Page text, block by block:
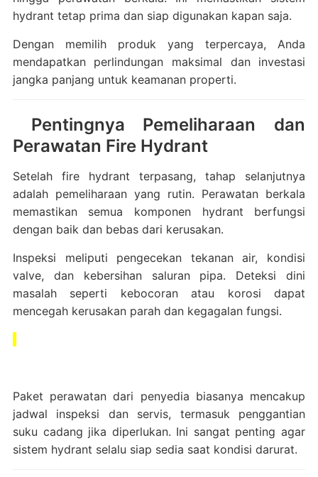
hydrant tetap prima dan siap digunakan kapan saja.
Dengan memilih produk yang terpercaya, Anda
mendapatkan perlindungan maksimal dan investasi
jangka panjang untuk keamanan properti.
Pentingnya Pemeliharaan dan
Perawatan Fire Hydrant
Setelah fire hydrant terpasang, tahap selanjutnya
adalah pemeliharaan yang rutin. Perawatan berkala
memastikan semua komponen hydrant berfungsi
dengan baik dan bebas dari kerusakan.
Inspeksi meliputi pengecekan tekanan air, kondisi
valve, dan kebersihan saluran pipa. Deteksi dini
masalah seperti kebocoran atau korosi dapat
mencegah kerusakan parah dan kegagalan fungsi.
Paket perawatan dari penyedia biasanya mencakup
jadwal inspeksi dan servis, termasuk penggantian
suku cadang jika diperlukan. Ini sangat penting agar
sistem hydrant selalu siap sedia saat kondisi darurat.